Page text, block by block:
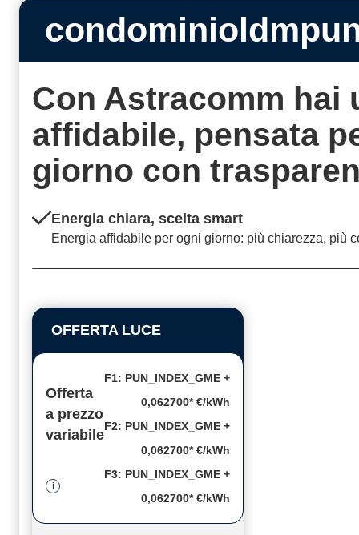
Con Astracomm hai
affidabile, pensata
giorno con
Energia chiara, scelta smart
Energia affidabile per ogni giorno: più chiarezza, più
OFFERTA LUCE
Offerta
a prezzo
variabile
i
F1: PUN_INDEX_GME +
0,062700* €/kWh
F2: PUN_INDEX_GME +
0,062700* €/kWh
F3: PUN_INDEX_GME +
0,062700* €/kWh